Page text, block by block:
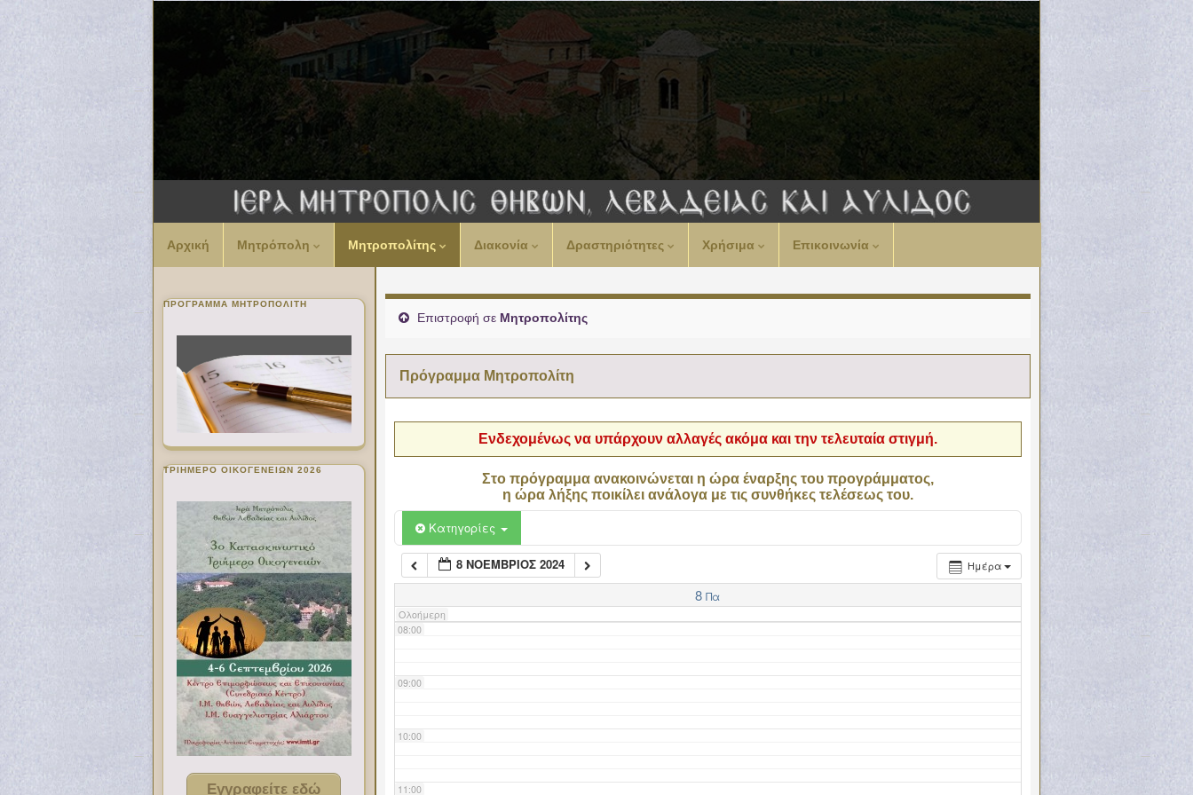
Αρχική Μητρόπολη Μητροπολίτης Διακονία Δραστηριότητες Χρήσιμα Επικοινωνία
Επιστροφή σε Μητροπολίτης
Πρόγραμμα Μητροπολίτη
Ενδεχομένως να υπάρχουν αλλαγές ακόμα και την τελευταία στιγμή.
Στο πρόγραμμα ανακοινώνεται η ώρα έναρξης του προγράμματος,
η ώρα λήξης ποικίλει ανάλογα με τις συνθήκες τελέσεως του.
Κατηγορίες
Ημέρα
8 ΝΟΈΜΒΡΙΟΣ 2024
8 Πα
Ολοήμερη
00:00
02:00
06:00
07:00
08:00
09:00
10:00
11:00
ΠΡΌΓΡΑΜΜΑ ΜΗΤΡΟΠΟΛΊΤΗ
ΤΡΙΗΜΕΡΟ ΟΙΚΟΓΕΝΕΙΩΝ 2026
Εγγραφείτε εδώ